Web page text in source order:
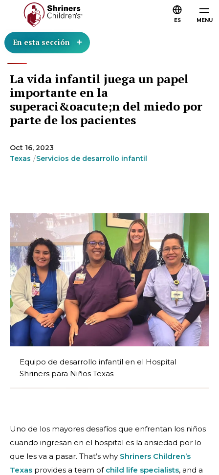
MENU
ES
En esta sección
La vida infantil juega un papel
importante en la
superaci&oacute;n del miedo por
parte de los pacientes
Oct 16, 2023
Texas
Servicios de desarrollo infantil
Equipo de desarrollo infantil en el Hospital
Shriners para Niños Texas
Uno de los mayores desafíos que enfrentan los niños
cuando ingresan en el hospital es la ansiedad por lo
que les va a pasar. That’s why Shriners Children’s
Texas provides a team of child life specialists, and a